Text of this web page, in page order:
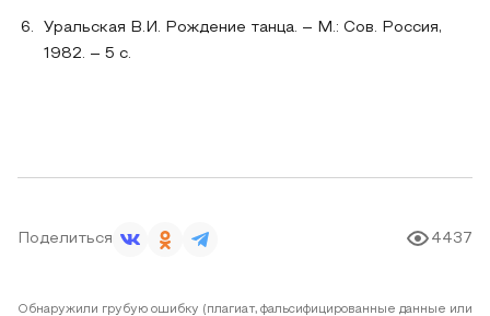
Уральская В.И. Рождение танца. – М.: Сов. Россия,
1982. – 5 с.
Поделиться 4437
Обнаружили грубую ошибку (плагиат, фальсифицированные данные или